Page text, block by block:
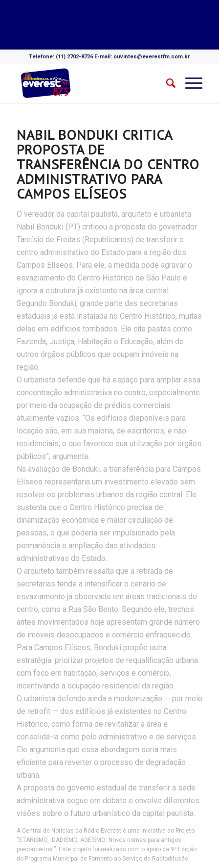
Telefone: (11) 2702-8726 E-mail: ouvintes@everestfm.com.br
NABIL BONDUKI CRITICA
PROPOSTA DE
TRANSFERÊNCIA DO CENTRO
ADMINISTRATIVO PARA
CAMPOS ELÍSEOS
O vereador da capital paulista, arquiteto e urbanista
Nabil Bonduki (PT) criticou a proposta do governador
Tarcísio de Freitas (Republicanos) de transferir o
centro administrativo do Estado para a região dos
Campos Elíseos. Para ele, a medida pode agravar o
esvaziamento do Centro Histórico de São Paulo e
ignora a estrutura já existente na área central.
Segundo Bonduki, grande parte das secretarias
estaduais já está instalada no Centro Histórico, muitas
delas em edifícios tombados. Ele cita pastas como
Fazenda, Justiça, Habitação e Educação, além de
outros órgãos públicos que ocupam imóveis na
região.
O urbanista defende que há espaço para ampliar essa
concentração administrativa no centro, especialmente
por meio da ocupação de prédios comerciais
atualmente vazios. “Os edifícios disponíveis para
locação são, em sua maioria, de escritórios, e não
residenciais, o que favorece sua utilização por órgãos
públicos”, argumenta.
Na avaliação de Bonduki, a transferência para Campos
Elíseos representaria um investimento elevado sem
resolver os problemas urbanos da região central. Ele
sustenta que o Centro Histórico precisa de
dinamização econômica e maior circulação de
pessoas, o que poderia ser impulsionado pela
permanência e ampliação das atividades
administrativas do Estado.
O arquiteto também ressalta que a retirada de
secretarias tende a intensificar o cenário de
esvaziamento já observado em áreas tradicionais do
centro, como a Rua São Bento. Segundo ele, trechos
antes movimentados hoje apresentam grande número
de imóveis desocupados e comércio enfraquecido.
Para Campos Elíseos, Bonduki propõe outra
estratégia: priorizar projetos de requalificação urbana
com foco em habitação, serviços e comércio,
incentivando a ocupação residencial da região.
O urbanista defende ainda a modernização — por meio
de retrofit — dos edifícios já existentes no Centro
Histórico, como forma de revitalizar a área e
consolidá-la como polo administrativo e de serviços.
Ele argumenta que essa abordagem seria mais
eficiente para reverter o processo de degradação
urbana.
A proposta do governo estadual de transferir a sede
administrativa segue em debate e envolve diferentes
visões sobre o futuro urbanístico da capital paulista.
A Central de Notícias da Rádio Everest é uma iniciativa do Projeto
“ETARISMO, IDADISMO, AGEÍSMO: Novos nomes para antigos
preconceitos!”. Este projeto foi realizado com o apoio da 9ª Edição
do Programa Municipal de Fomento ao Serviço de Radiodifusão